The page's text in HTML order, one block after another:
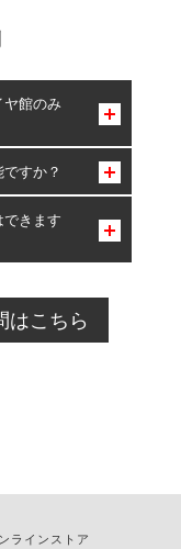
ヤ館のみ
す。すか？
、同時にご予約が
きます
る場合のご予約
約の店舗まで
はこちら
ラインストア